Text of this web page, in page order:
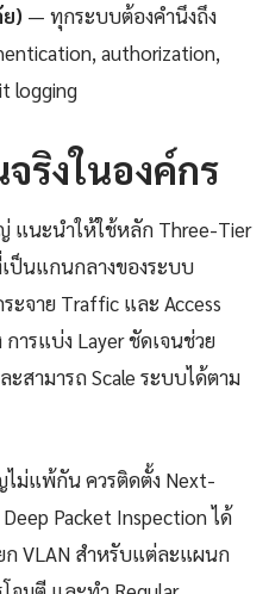
) — ทุกระบบต้องคำนึงถึง
authorization,
logging
ริงในองค์กร
แนะนำให้ใช้หลัก Three-Tier
ป็นแกนกลางของระบบ
ะจาย Traffic และ Access
ารแบ่ง Layer ชัดเจนช่วย
สามารถ Scale ระบบได้ตาม
ไม่แพ้กัน ควรติดตั้ง Next-
Packet Inspection ได้
ก VLAN สำหรับแต่ละแผนก